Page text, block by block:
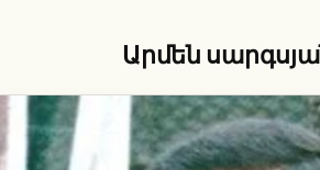
Արմեն